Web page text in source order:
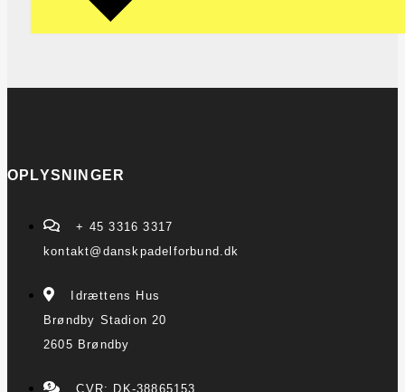
OPLYSNINGER
+ 45 3316 3317
kontakt@danskpadelforbund.dk
Idrættens Hus
Brøndby Stadion 20
2605 Brøndby
CVR: DK-38865153